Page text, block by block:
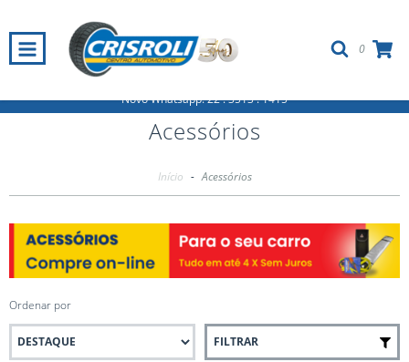
0
Novo Whatsapp: 22 . 3513 . 1415
Acessórios
Início - Acessórios
Ordenar por
FILTRAR